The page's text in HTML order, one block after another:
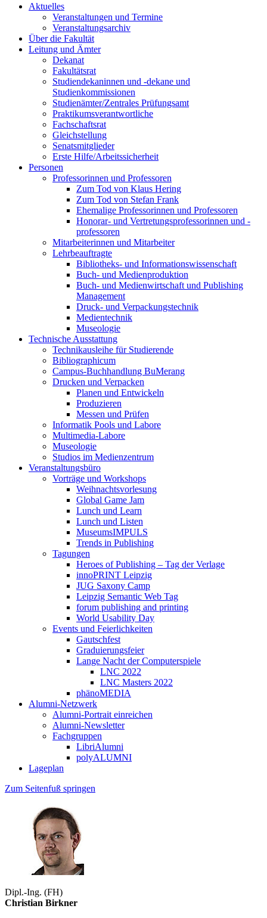
Aktuelles
Veranstaltungen und Termine
Veranstaltungsarchiv
Über die Fakultät
Leitung und Ämter
Dekanat
Fakultätsrat
Studiendekaninnen und -dekane und
Studienkommissionen
Studienämter/Zentrales Prüfungsamt
Praktikumsverantwortliche
Fachschaftsrat
Gleichstellung
Senatsmitglieder
Erste Hilfe/Arbeitssicherheit
Personen
Professorinnen und Professoren
Zum Tod von Klaus Hering
Zum Tod von Stefan Frank
Ehemalige Professorinnen und Professoren
Honorar- und Vertretungsprofessorinnen und -
professoren
Mitarbeiterinnen und Mitarbeiter
Lehrbeauftragte
Bibliotheks- und Informationswissenschaft
Buch- und Medienproduktion
Buch- und Medienwirtschaft und Publishing
Management
Druck- und Verpackungstechnik
Medientechnik
Museologie
Technische Ausstattung
Technikausleihe für Studierende
Bibliographicum
Campus-Buchhandlung BuMerang
Drucken und Verpacken
Planen und Entwickeln
Produzieren
Messen und Prüfen
Informatik Pools und Labore
Multimedia-Labore
Museologie
Studios im Medienzentrum
Veranstaltungsbüro
Vorträge und Workshops
Weihnachtsvorlesung
Global Game Jam
Lunch und Learn
Lunch und Listen
MuseumsIMPULS
Trends in Publishing
Tagungen
Heroes of Publishing – Tag der Verlage
innoPRINT Leipzig
JUG Saxony Camp
Leipzig Semantic Web Tag
forum publishing and printing
World Usability Day
Events und Feierlichkeiten
Gautschfest
Graduierungsfeier
Lange Nacht der Computerspiele
LNC 2022
LNC Masters 2022
phänoMEDIA
Alumni-Netzwerk
Alumni-Portrait einreichen
Alumni-Newsletter
Fachgruppen
LibriAlumni
polyALUMNI
Lageplan
Zum Seitenfuß springen
Dipl.-Ing. (FH)
Christian Birkner